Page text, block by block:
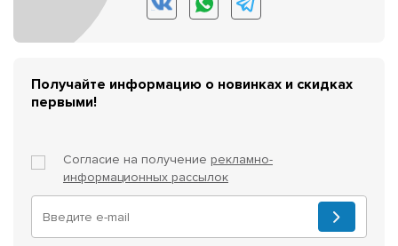
Получайте информацию о новинках и скидках
первыми!
Согласие на получение рекламно-
информационных рассылок